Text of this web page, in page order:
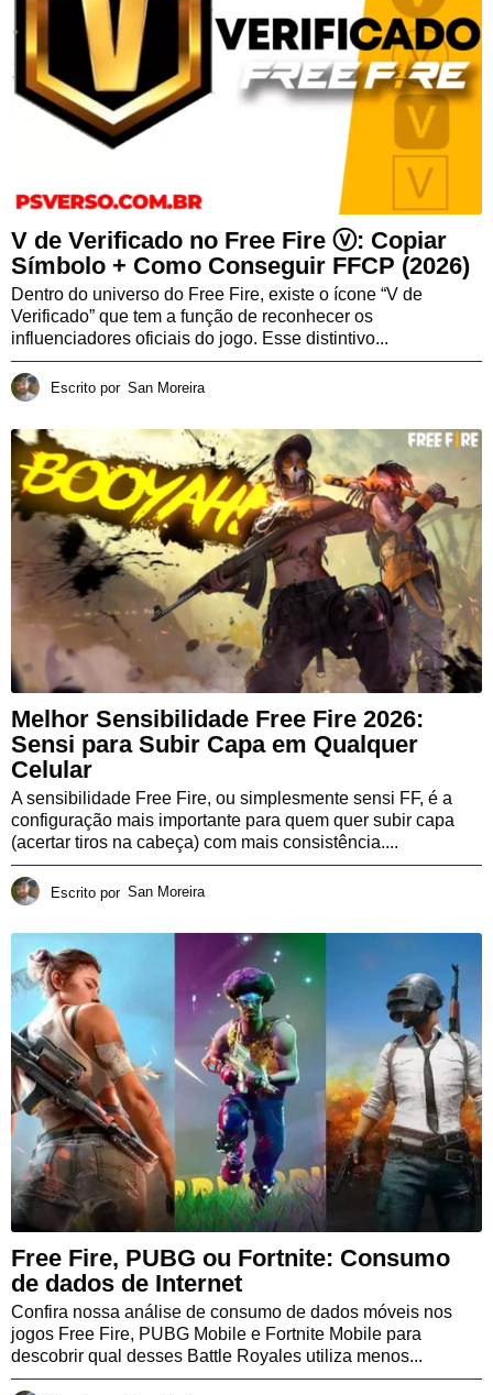
V de Verificado no Free Fire ⓥ: Copiar
Símbolo + Como Conseguir FFCP (2026)
Dentro do universo do Free Fire, existe o ícone “V de
Verificado” que tem a função de reconhecer os
influenciadores oficiais do jogo. Esse distintivo...
Escrito por San Moreira
Melhor Sensibilidade Free Fire 2026:
Sensi para Subir Capa em Qualquer
Celular
A sensibilidade Free Fire, ou simplesmente sensi FF, é a
configuração mais importante para quem quer subir capa
(acertar tiros na cabeça) com mais consistência....
Escrito por San Moreira
Free Fire, PUBG ou Fortnite: Consumo
de dados de Internet
Confira nossa análise de consumo de dados móveis nos
jogos Free Fire, PUBG Mobile e Fortnite Mobile para
descobrir qual desses Battle Royales utiliza menos...